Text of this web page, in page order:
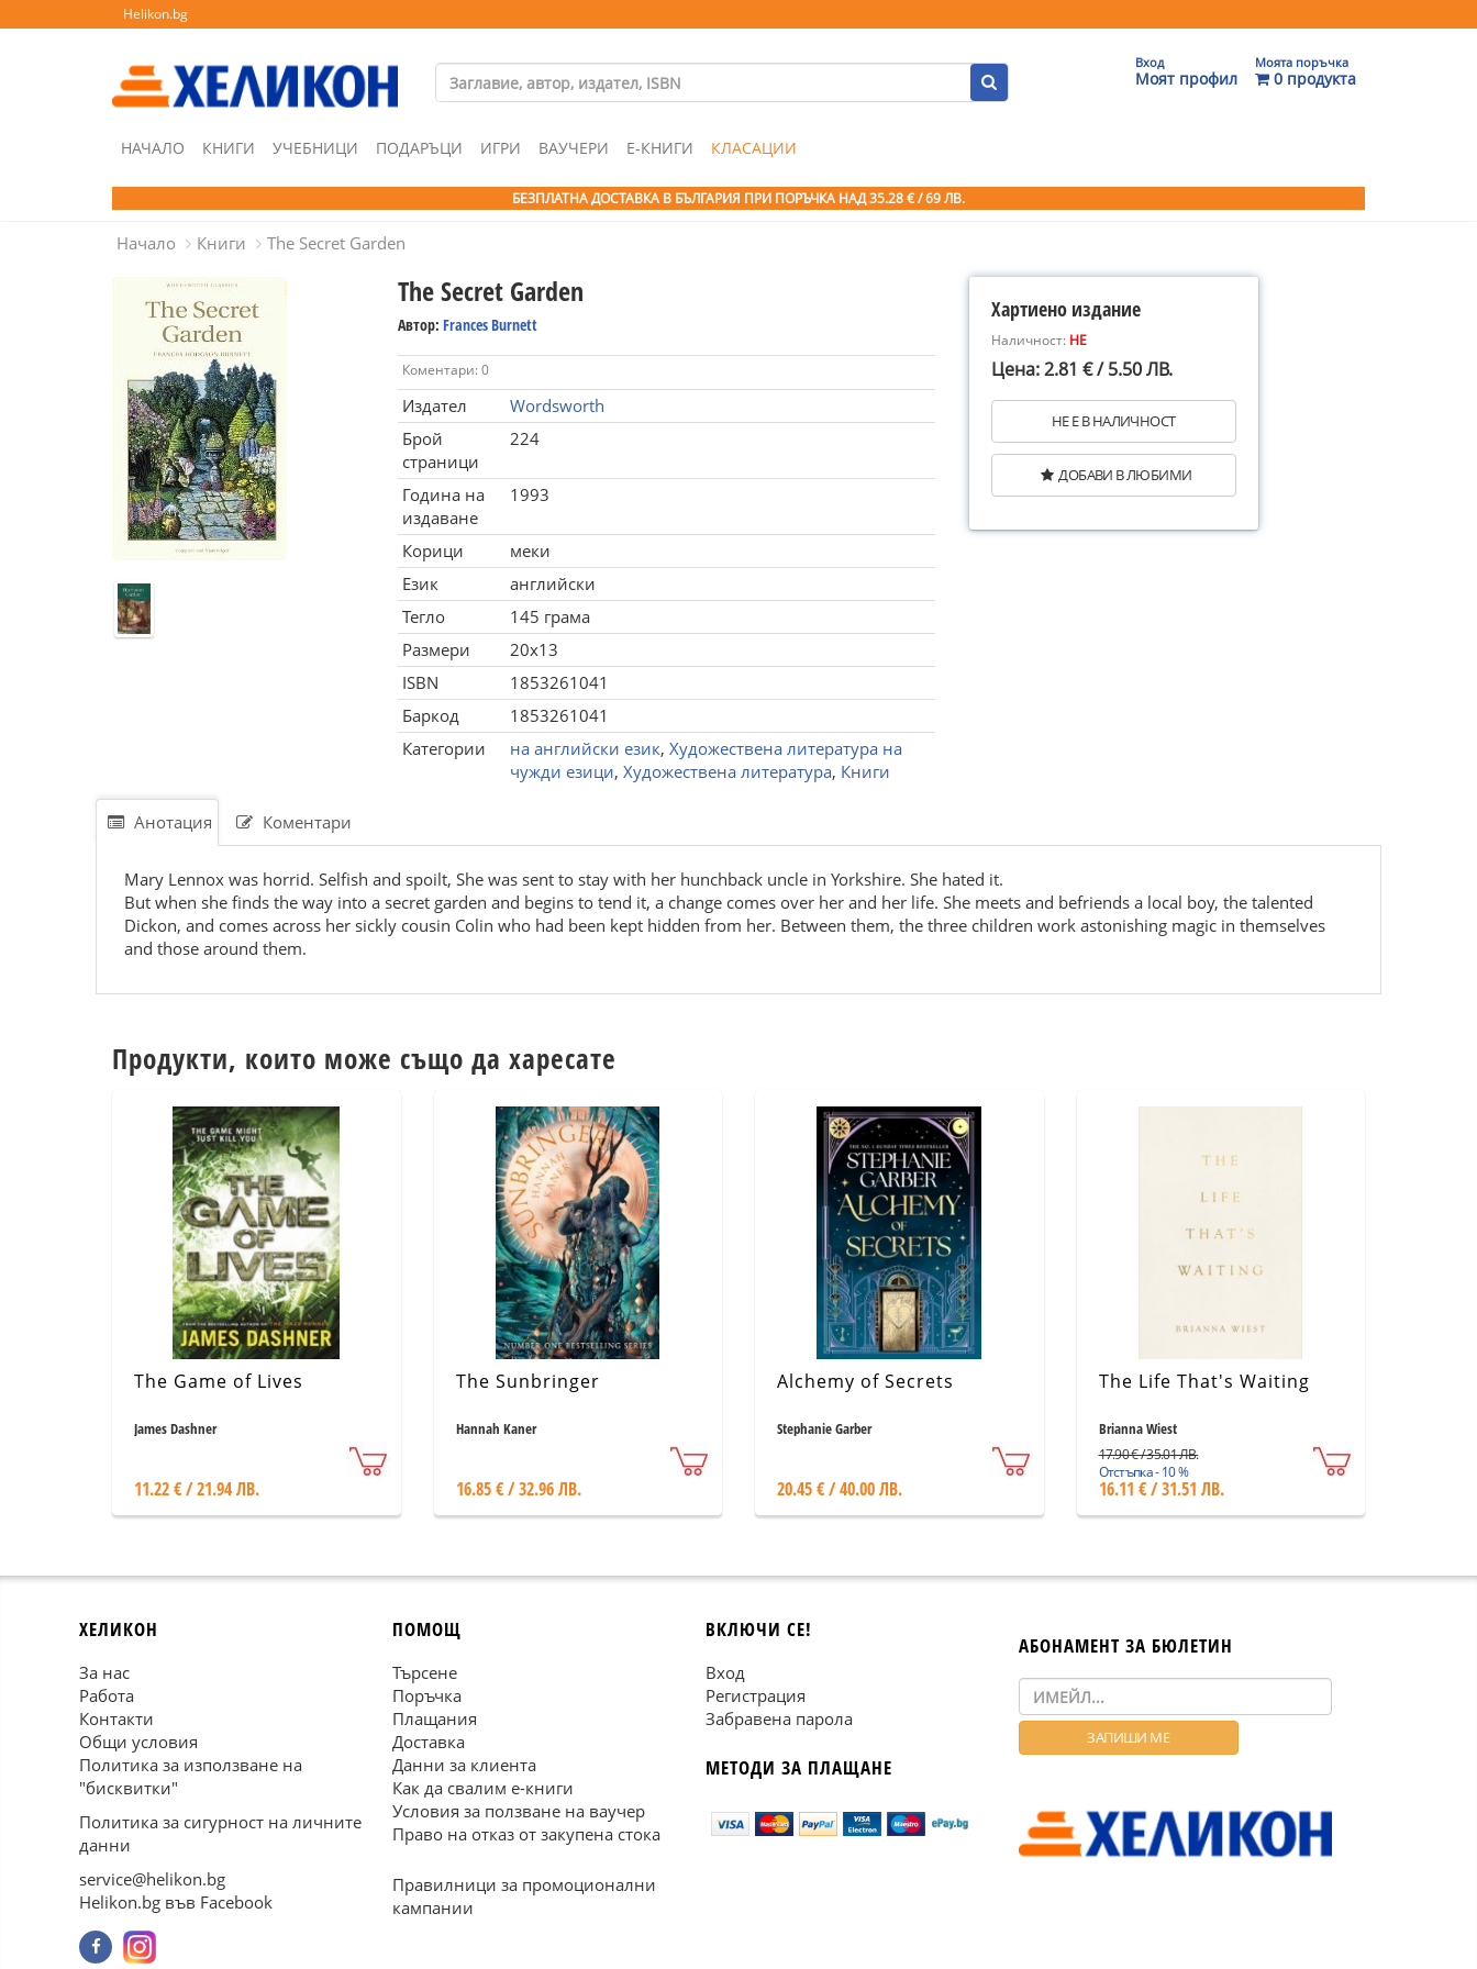
Helikon.bg
Вход
Моят профил
Моята поръчка
0 продукта
НАЧАЛО КНИГИ УЧЕБНИЦИ ПОДАРЪЦИ ИГРИ ВАУЧЕРИ Е-КНИГИ КЛАСАЦИИ
БЕЗПЛАТНА ДОСТАВКА В БЪЛГАРИЯ ПРИ ПОРЪЧКА НАД 35.28 € / 69 ЛВ.
Начало Книги The Secret Garden
The Secret Garden
Автор: Frances Burnett
Коментари: 0
Издател
Wordsworth
Брой
страници
224
Година на
издаване
1993
Корици
меки
Език
английски
Тегло
145 грама
Размери
20x13
ISBN
1853261041
Баркод
1853261041
Категории
на английски език, Художествена литература на
чужди езици, Художествена литература, Книги
Хартиено издание
Наличност: НЕ
Цена: 2.81 € / 5.50 ЛВ.
НЕ Е В НАЛИЧНОСТ
ДОБАВИ В ЛЮБИМИ
Анотация Коментари
Mary Lennox was horrid. Selfish and spoilt, She was sent to stay with her hunchback uncle in Yorkshire. She hated it.
But when she finds the way into a secret garden and begins to tend it, a change comes over her and her life. She meets and befriends a local boy, the talented
Dickon, and comes across her sickly cousin Colin who had been kept hidden from her. Between them, the three children work astonishing magic in themselves
and those around them.
Продукти, които може също да харесате
The Game of Lives
James Dashner
11.22 € / 21.94 ЛВ.
The Sunbringer
Hannah Kaner
16.85 € / 32.96 ЛВ.
Alchemy of Secrets
Stephanie Garber
20.45 € / 40.00 ЛВ.
The Life That's Waiting
Brianna Wiest
17.90 € / 35.01 ЛВ.
Отстъпка - 10 %
16.11 € / 31.51 ЛВ.
ХЕЛИКОН
За нас
Работа
Контакти
Общи условия
Политика за използване на
"бисквитки"
Политика за сигурност на личните
данни
service@helikon.bg
Helikon.bg във Facebook
ПОМОЩ
Търсене
Поръчка
Плащания
Доставка
Данни за клиента
Как да свалим е-книги
Условия за ползване на ваучер
Право на отказ от закупена стока
Правилници за промоционални
кампании
ВКЛЮЧИ СЕ!
Вход
Регистрация
Забравена парола
МЕТОДИ ЗА ПЛАЩАНЕ
АБОНАМЕНТ ЗА БЮЛЕТИН